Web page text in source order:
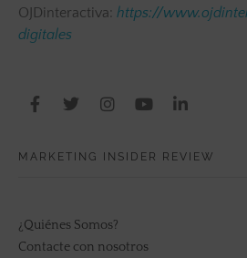
OJDinteractiva: https://
digitales
MARKETING INSIDER REVIEW
¿Quiénes Somos?
Contacte con nosotros